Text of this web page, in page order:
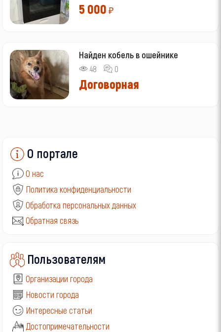
5 000 ₽
Найден кобель в ошейнике
48 0
Договорная
О портале
О нас
Политика конфиденциальности
Обработка персональных данных
Обратная связь
Пользователям
Организации города
Новости города
Интересные статьи
Достопримечательности